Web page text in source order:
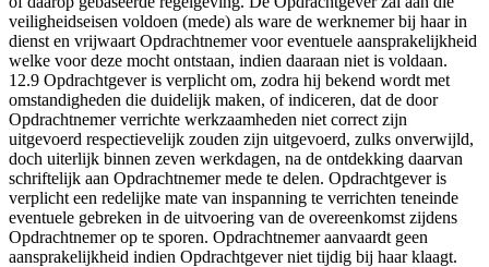
veiligheidseisen voldoen (mede) als ware de werknemer bij haar in
dienst en vrijwaart Opdrachtnemer voor eventuele aansprakelijkheid
welke voor deze mocht ontstaan, indien daaraan niet is voldaan.
12.9 Opdrachtgever is verplicht om, zodra hij bekend wordt met
omstandigheden die duidelijk maken, of indiceren, dat de door
Opdrachtnemer verrichte werkzaamheden niet correct zijn
uitgevoerd respectievelijk zouden zijn uitgevoerd, zulks onverwijld,
doch uiterlijk binnen zeven werkdagen, na de ontdekking daarvan
schriftelijk aan Opdrachtnemer mede te delen. Opdrachtgever is
verplicht een redelijke mate van inspanning te verrichten teneinde
eventuele gebreken in de uitvoering van de overeenkomst zijdens
Opdrachtnemer op te sporen. Opdrachtnemer aanvaardt geen
aansprakelijkheid indien Opdrachtgever niet tijdig bij haar klaagt.